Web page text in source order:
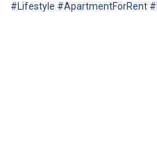
#Lifestyle #ApartmentForRent